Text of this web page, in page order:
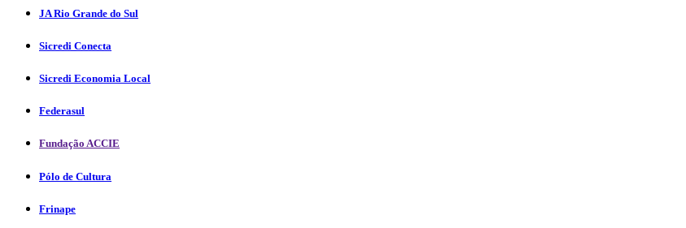
JA Rio Grande do Sul
Sicredi Conecta
Sicredi Economia Local
Federasul
Fundação ACCIE
Pólo de Cultura
Frinape